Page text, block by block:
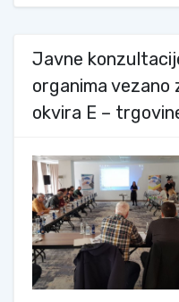
Javne
organima vezano
okvira E –